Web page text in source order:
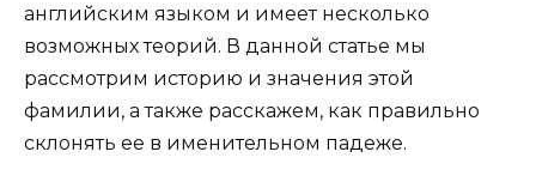
английским языком и имеет несколько
возможных теорий. В данной статье мы
рассмотрим историю и значения этой
фамилии, а также расскажем, как правильно
склонять ее в именительном падеже.